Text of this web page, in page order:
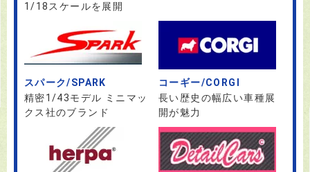
1/18スケールを展開
スパーク/SPARK
精密1/43モデル ミニマッ
クス社のブランド
コーギー/CORGI
長い歴史の幅広い車種展
開が魅力